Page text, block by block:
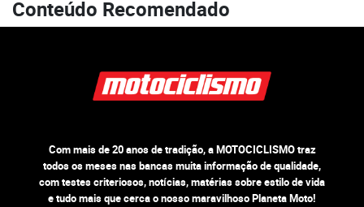
Conteúdo Recomendado
Com mais de 20 anos de tradição, a MOTOCICLISMO traz
todos os meses nas bancas muita informação de qualidade,
com testes criteriosos, notícias, matérias sobre estilo de vida
e tudo mais que cerca o nosso maravilhoso Planeta Moto!